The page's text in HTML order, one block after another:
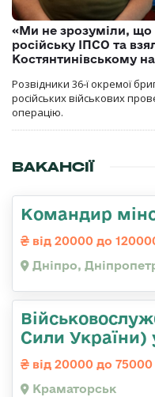
«Ми не зрозуміли, що
російську ІПСО та
Костянтинівському
Розвідники 36-ї окремої
російських військових
операцію.
ВАКАНСІЇ
Командир
від 20000 до
Дніпро,
Сили України)
від 20000 до 75000
Краматорськ